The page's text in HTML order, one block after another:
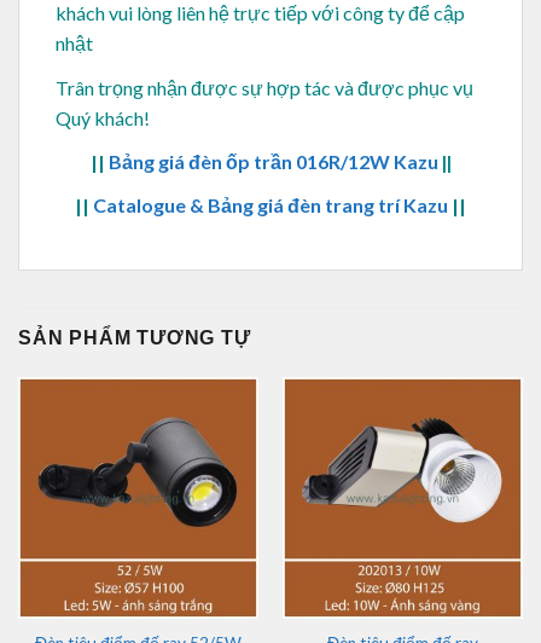
khách vui lòng liên hệ trực tiếp với công ty để cập
nhật
Trân trọng nhận được sự hợp tác và được phục vụ
Quý khách!
|| Bảng giá đèn ốp trần 016R/12W Kazu ||
|| Catalogue & Bảng giá đèn trang trí Kazu ||
SẢN PHẨM TƯƠNG TỰ